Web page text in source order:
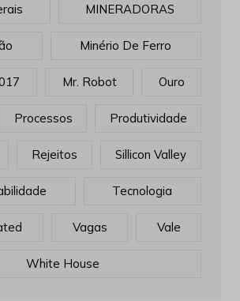
MINERADORAS
Minério De Ferro
Mr. Robot Ouro
Processos Produtividade
Rejeitos Sillicon Valley
Tecnologia
Vagas Vale
White House